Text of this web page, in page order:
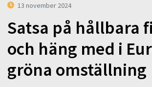
13 november 2024
Satsa på hållbara
och häng med i
gröna omställning